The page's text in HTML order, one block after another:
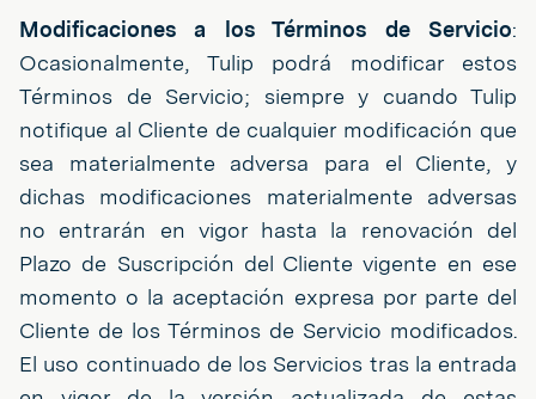
Modificaciones a los Términos de Servicio:
Ocasionalmente, Tulip podrá modificar estos
Términos de Servicio; siempre y cuando Tulip
notifique al Cliente de cualquier modificación que
sea materialmente adversa para el Cliente, y
dichas modificaciones materialmente adversas
no entrarán en vigor hasta la renovación del
Plazo de Suscripción del Cliente vigente en ese
momento o la aceptación expresa por parte del
Cliente de los Términos de Servicio modificados.
El uso continuado de los Servicios tras la entrada